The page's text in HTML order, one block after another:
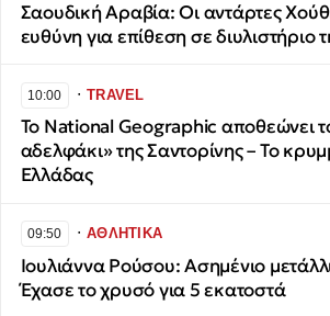
Σαουδική Αραβία: Οι αντάρτες
ευθύνη για επίθεση σε διυλιστήριο
10:00 ∙TRAVEL
Το National Geographic αποθεώνει
αδελφάκι» της Σαντορίνης – Το
Ελλάδας
09:50 ∙ΑΘΛΗΤΙΚΑ
Ιουλιάννα Ρούσου: Ασημένιο
Έχασε το χρυσό για 5 εκατοστά